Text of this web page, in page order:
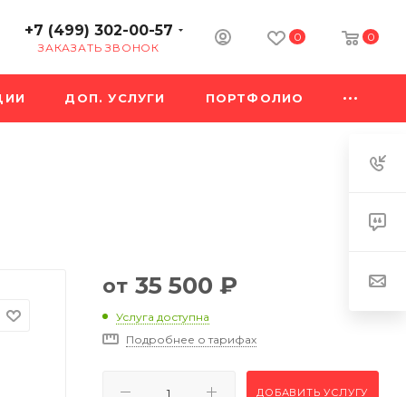
+7 (499) 302-00-57
ЗАКАЗАТЬ ЗВОНОК
0 0
ДОП. УСЛУГИ ПОРТФОЛИО
от 35 500 ₽
Услуга доступна
Подробнее о тарифах
ДОБАВИТЬ УСЛУГУ